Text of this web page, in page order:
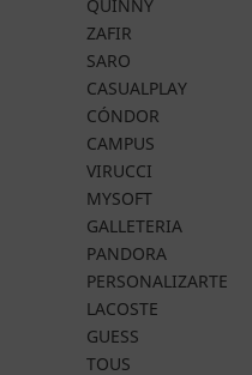
QUINNY
ZAFIR
SARO
CASUALPLAY
CÓNDOR
CAMPUS
VIRUCCI
MYSOFT
GALLETERIA
PANDORA
PERSONALIZARTE
LACOSTE
GUESS
TOUS